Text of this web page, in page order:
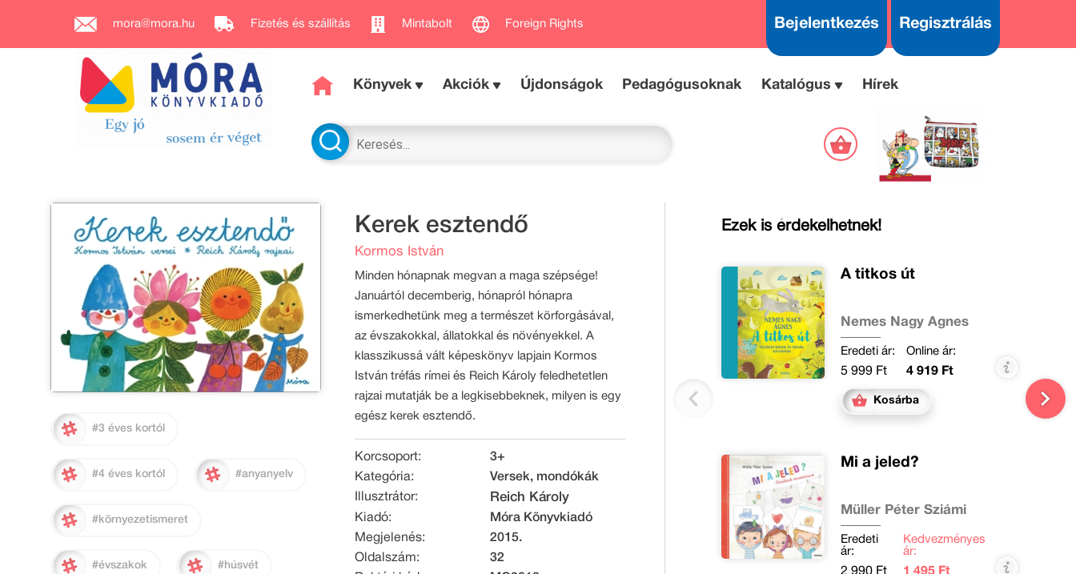
mora@mora.hu Fizetés és szállítás Mintabolt Foreign Rights Bejelentkezés Regisztrálás
Könyvek Akciók Újdonságok Pedagógusoknak Katalógus Hírek
#3 éves kortól
#4 éves kortól #anyanyelv
#környezetismeret
#évszakok #húsvét
Kerek esztendő
Kormos István
Minden hónapnak megvan a maga szépsége!
Januártól decemberig, hónapról hónapra
ismerkedhetünk meg a természet körforgásával,
az évszakokkal, állatokkal és növényekkel. A
klasszikussá vált képeskönyv lapjain Kormos
István tréfás rímei és Reich Károly feledhetetlen
rajzai mutatják be a legkisebbeknek, milyen is egy
egész kerek esztendő.
Korcsoport:
3+
Kategória:
Versek, mondókák
Illusztrátor:
Reich Károly
Kiadó:
Móra Könyvkiadó
Megjelenés:
2015.
Oldalszám:
32
Ezek is érdekelhetnek!
A titkos út
Nemes Nagy Ágnes
Eredeti ár:
5 999 Ft
Online ár:
4 919 Ft
Kosárba
Mi a jeled?
Müller Péter Sziámi
Eredeti
ár:
Kedvezményes
ár: